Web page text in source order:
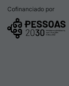
Cofinanciado por